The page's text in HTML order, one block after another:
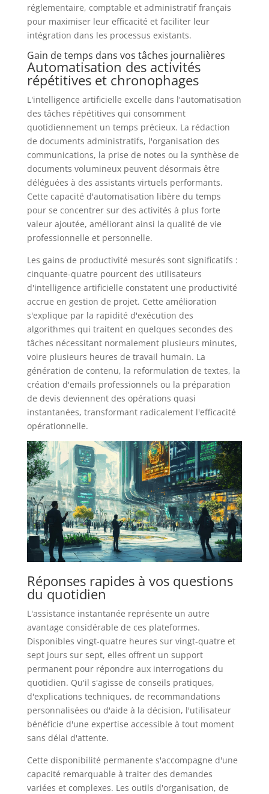
réglementaire, comptable et administratif français
pour maximiser leur efficacité et faciliter leur
intégration dans les processus existants.
Gain de temps dans vos tâches journalières
Automatisation des activités
répétitives et chronophages
L'intelligence artificielle excelle dans l'automatisation
des tâches répétitives qui consomment
quotidiennement un temps précieux. La rédaction
de documents administratifs, l'organisation des
communications, la prise de notes ou la synthèse de
documents volumineux peuvent désormais être
déléguées à des assistants virtuels performants.
Cette capacité d'automatisation libère du temps
pour se concentrer sur des activités à plus forte
valeur ajoutée, améliorant ainsi la qualité de vie
professionnelle et personnelle.
Les gains de productivité mesurés sont significatifs :
cinquante-quatre pourcent des utilisateurs
d'intelligence artificielle constatent une productivité
accrue en gestion de projet. Cette amélioration
s'explique par la rapidité d'exécution des
algorithmes qui traitent en quelques secondes des
tâches nécessitant normalement plusieurs minutes,
voire plusieurs heures de travail humain. La
génération de contenu, la reformulation de textes, la
création d'emails professionnels ou la préparation
de devis deviennent des opérations quasi
instantanées, transformant radicalement l'efficacité
opérationnelle.
Réponses rapides à vos questions
du quotidien
L'assistance instantanée représente un autre
avantage considérable de ces plateformes.
Disponibles vingt-quatre heures sur vingt-quatre et
sept jours sur sept, elles offrent un support
permanent pour répondre aux interrogations du
quotidien. Qu'il s'agisse de conseils pratiques,
d'explications techniques, de recommandations
personnalisées ou d'aide à la décision, l'utilisateur
bénéficie d'une expertise accessible à tout moment
sans délai d'attente.
Cette disponibilité permanente s'accompagne d'une
capacité remarquable à traiter des demandes
variées et complexes. Les outils d'organisation, de